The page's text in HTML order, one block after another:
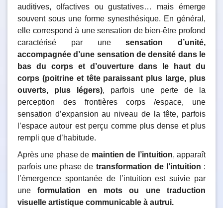
auditives, olfactives ou gustatives… mais émerge
souvent sous une forme synesthésique. En général,
elle correspond à une sensation de bien-être profond
caractérisé par unesensation d’unité,
accompagnée d’une sensation de densité dans le
bas du corps et d’ouverture dans le haut du
corps (poitrine et tête paraissant plus large, plus
ouverts, plus légers), parfois une perte de la
perception des frontières corps /espace, une
sensation d’expansion au niveau de la tête, parfois
l’espace autour est perçu comme plus dense et plus
rempli que d’habitude.
Après une phase de maintien de l’intuition, apparaît
parfois une phase de transformation de l’intuition :
l’émergence spontanée de l’intuition est suivie par
uneformulation en mots ou
une traduction
visuelle artistique communicable à autrui.